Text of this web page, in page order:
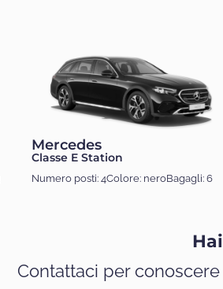
Mercedes
Classe E Station
Numero posti: 4Colore: neroBagagli: 6
Contattaci per